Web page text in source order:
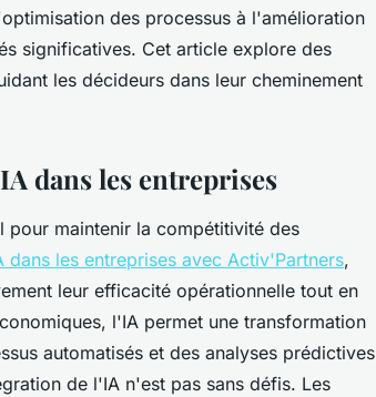
des processus à l'amélioration
significatives. Cet article explore des
les décideurs dans leur cheminement
dans les entreprises
maintenir la compétitivité des
dans les entreprises avec Activ'Partners,
leur efficacité opérationnelle tout en
l'IA permet une transformation
automatisés et des analyses prédictives
de l'IA n'est pas sans défis. Les